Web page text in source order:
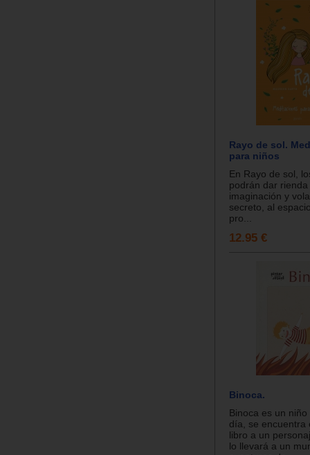
Rayo de sol.
para niños
En Rayo de sol,
podrán dar
imaginación y
secreto, al
pro...
12.95 €
Binoca.
Binoca es un
día, se encuentra
libro a un
lo llevará a un